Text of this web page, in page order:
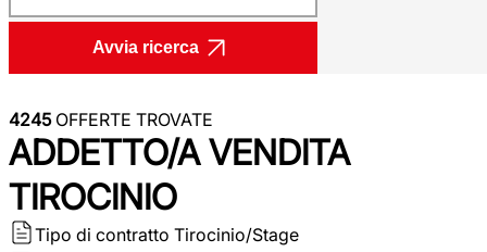
Avvia ricerca
4245OFFERTE TROVATE
ADDETTO/A VENDITA
TIROCINIO
Tipo di contratto Tirocinio/Stage